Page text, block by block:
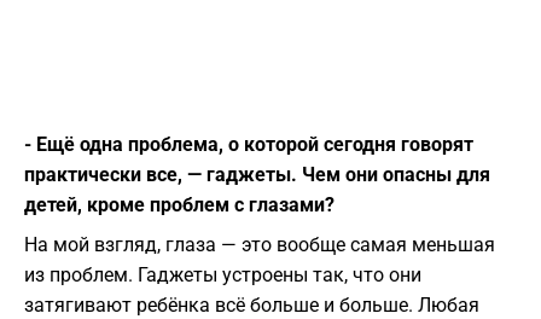
- Ещё одна проблема, о которой сегодня говорят
практически все, — гаджеты. Чем они опасны для
детей, кроме проблем с глазами?
На мой взгляд, глаза — это вообще самая меньшая
из проблем. Гаджеты устроены так, что они
затягивают ребёнка всё больше и больше. Любая